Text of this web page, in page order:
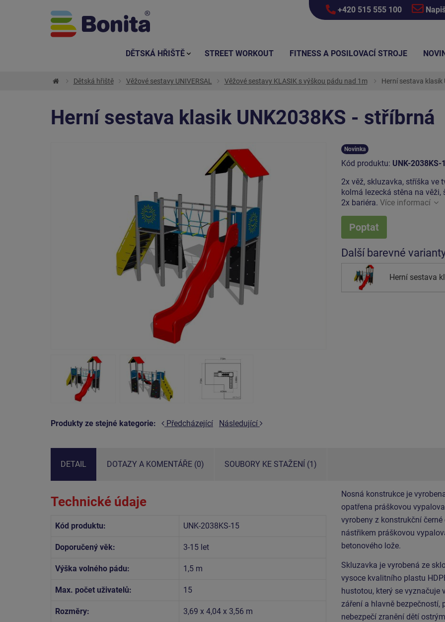
+420 515 555 100
Dětská hřiště Věžové sestavy UNIVERSAL Věžové sestavy KLASIK s výškou pádu nad 1m Herní sestava klasik
Herní sestava klasik UNK2038KS - stříbrná
Produkty ze stejné kategorie: Předcházející Následující
Novinka
Kód produktu: UNK-2038KS-
2x věž, skluzavka, stříška ve
kolmá lezecká stěna na
2x bariéra. Více informací
Poptat
Další barevné
Herní sestava
DETAIL DOTAZY A KOMENTÁŘE (0) SOUBORY KE STAŽENÍ (1)
Technické údaje
Kód produktu: UNK-2038KS-15
Doporučený věk: 3-15 let
Výška volného pádu: 1,5 m
Max. počet uživatelů: 15
Rozměry: 3,69 x 4,04 x 3,56 m
Nosná konstrukce je
opatřena práškovou
vyrobeny z konstrukční
nástřikem práškovou
betonového lože.
Skluzavka je vyrobená ze
vysoce kvalitního plastu
hustotou, který se vyznačuje
záření a hlavně bezpečností,
nebezpečí zranění dětí
DĚTSKÁ HŘIŠTĚ STREET WORKOUT FITNESS A POSILOVACÍ STROJE